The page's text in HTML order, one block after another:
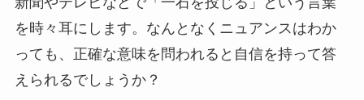
を時々耳にします。なんとなくニュアンスはわか
っても、正確な意味を問われると自信を持って答
えられるでしょうか？